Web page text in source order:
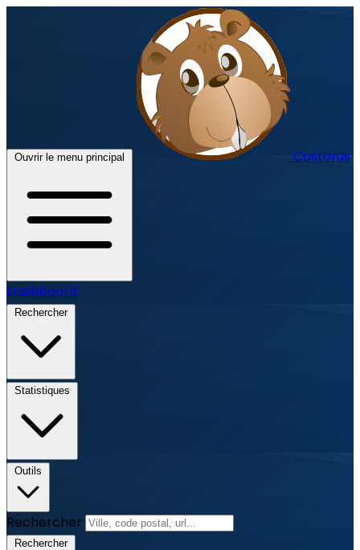
Ouvrir le menu principal Castorus
Dashboard
Rechercher
Statistiques
Outils
Rechercher
Rechercher